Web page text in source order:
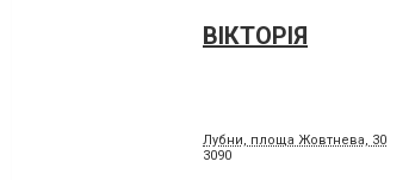
ВІКТОРІЯ
Лубни, площа Жовтнева, 30
3090